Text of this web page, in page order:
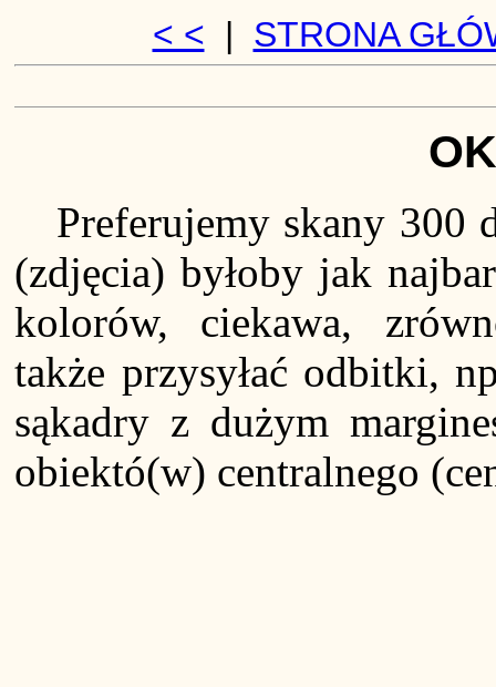
< < | STRONA
Preferujemy skany 300
(zdjęcia) byłoby jak
kolorów, ciekawa,
także przysyłać odbitki,
sąkadry z dużym
obiektó(w) centralnego